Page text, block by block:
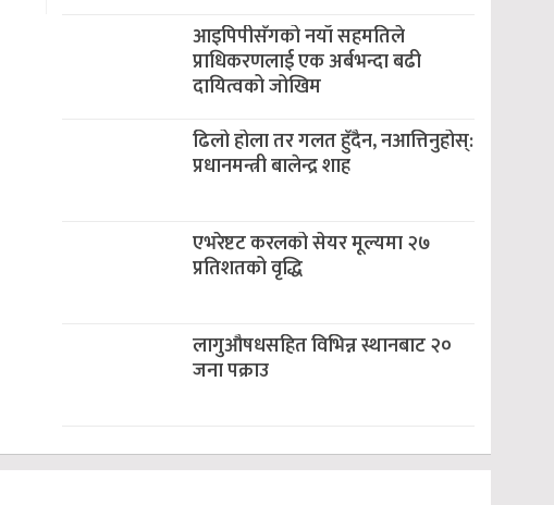
आइपिपीसँगको नयाँ सहमतिले
प्राधिकरणलाई एक अर्बभन्दा बढी
दायित्वको जोखिम
ढिलो होला तर गलत हुँदैन, नआत्तिनुहोस्:
प्रधानमन्त्री बालेन्द्र शाह
एभरेष्टट करलको सेयर मूल्यमा २७
प्रतिशतको वृद्धि
लागुऔषधसहित विभिन्न स्थानबाट २०
जना पक्राउ